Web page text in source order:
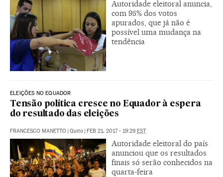
Autoridade eleitoral anuncia,
com 95% dos votos
apurados, que já não é
possível uma mudança na
tendência
ELEIÇÕES NO EQUADOR
Tensão política cresce no Equador à espera
do resultado das eleições
FRANCESCO MANETTO | Quito | FEB 21, 2017 - 19:29 EST
Autoridade eleitoral do país
anunciou que os resultados
finais só serão conhecidos na
quarta-feira